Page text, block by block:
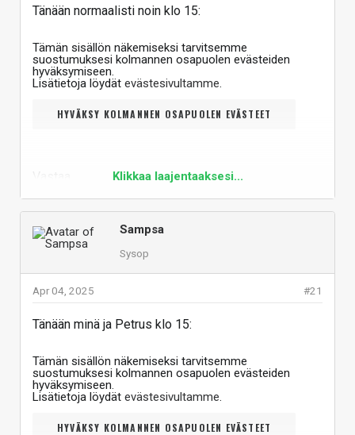
Tänään normaalisti noin klo 15:
Tämän sisällön näkemiseksi tarvitsemme
suostumuksesi kolmannen osapuolen evästeiden
hyväksymiseen.
Lisätietoja löydät evästesivultamme.
HYVÄKSY KOLMANNEN OSAPUOLEN EVÄSTEET
Klikkaa laajentaaksesi...
Sampsa
Sysop
#21
Apr 04, 2025
Tänään minä ja Petrus klo 15:
Tämän sisällön näkemiseksi tarvitsemme
suostumuksesi kolmannen osapuolen evästeiden
hyväksymiseen.
Lisätietoja löydät evästesivultamme.
HYVÄKSY KOLMANNEN OSAPUOLEN EVÄSTEET